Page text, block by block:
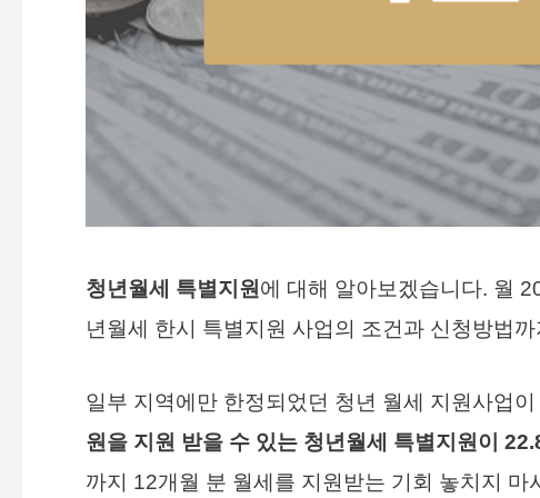
청년월세 특별지원 에 대해 알아보겠습니다. 월
년월세 한시 특별지원 사업의 조건과 신청방법
일부 지역에만 한정되었던 청년 월세 지원사업
원을 지원 받을 수 있는 청년월세 특별지원이
까지 12개월 분 월세를 지원받는 기회 놓치지